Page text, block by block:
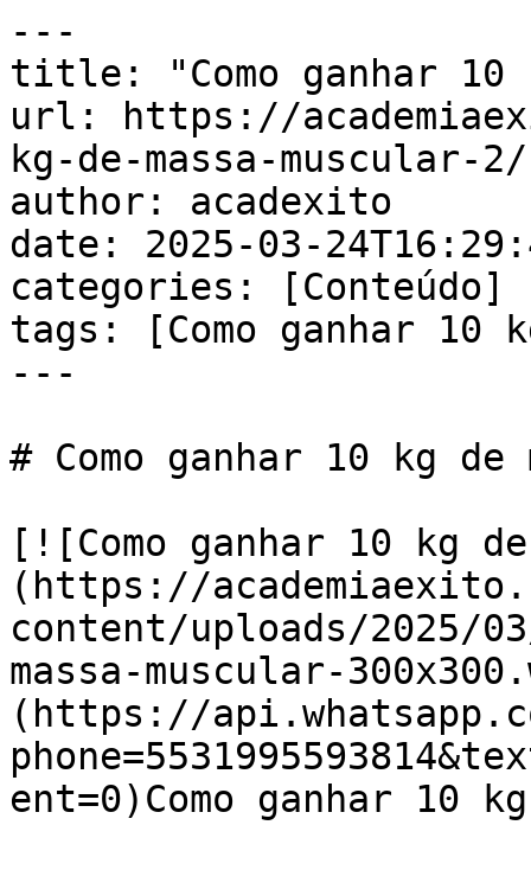
---
title: "Como ganhar 10
url: https://
kg-de-massa-muscular-2/
author: acadexito
date: 2025-03-
categories: [Conteúdo]
tags: [Como ganhar 10
---
# Como ganhar 10 kg de
[![Como ganhar 10 kg
(https://
content/uploads/2025/
massa-muscular-
(https://
ent=0)Como ganhar 10